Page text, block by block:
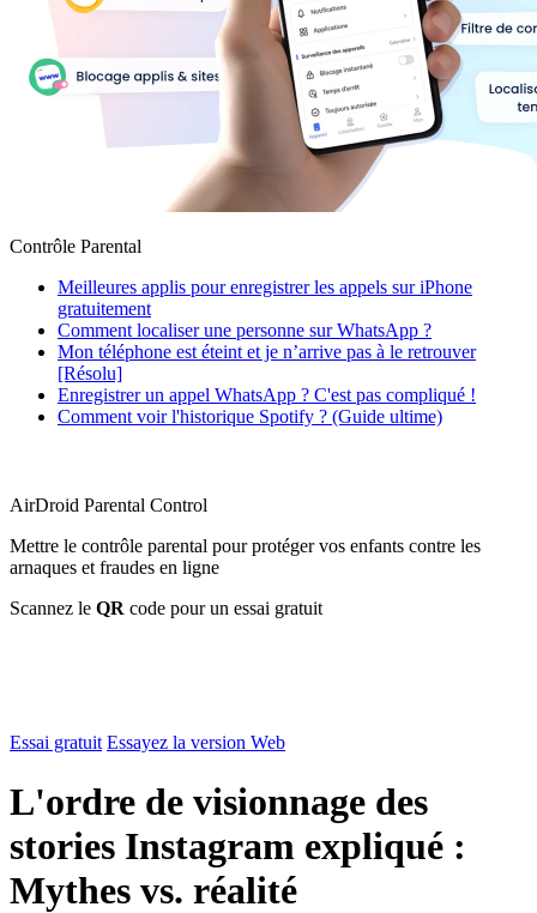
Contrôle Parental
Meilleures applis pour enregistrer les appels sur iPhone
gratuitement
Comment localiser une personne sur WhatsApp ?
Mon téléphone est éteint et je n’arrive pas à le retrouver
[Résolu]
Enregistrer un appel WhatsApp ? C'est pas compliqué !
Comment voir l'historique Spotify ? (Guide ultime)
AirDroid Parental Control
Mettre le contrôle parental pour protéger vos enfants contre les
arnaques et fraudes en ligne
Scannez le QR code pour un essai gratuit
Essai gratuit Essayez la version Web
L'ordre de visionnage des
stories Instagram expliqué :
Mythes vs. réalité